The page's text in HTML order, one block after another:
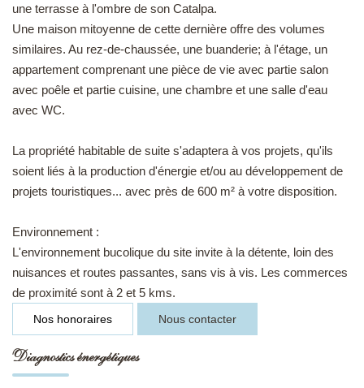
une terrasse à l'ombre de son Catalpa.
Une maison mitoyenne de cette dernière offre des volumes
similaires. Au rez-de-chaussée, une buanderie; à l'étage, un
appartement comprenant une pièce de vie avec partie salon
avec poêle et partie cuisine, une chambre et une salle d'eau
avec WC.
La propriété habitable de suite s'adaptera à vos projets, qu'ils
soient liés à la production d'énergie et/ou au développement de
projets touristiques... avec près de 600 m² à votre disposition.
Environnement :
L'environnement bucolique du site invite à la détente, loin des
nuisances et routes passantes, sans vis à vis. Les commerces
de proximité sont à 2 et 5 kms.
Nos honoraires Nous contacter
Diagnostics énergétiques